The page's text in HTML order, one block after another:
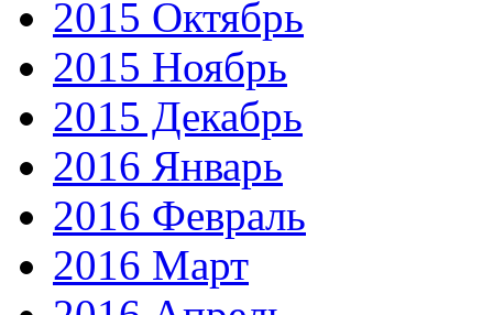
2015 Октябрь
2015 Ноябрь
2015 Декабрь
2016 Январь
2016 Февраль
2016 Март